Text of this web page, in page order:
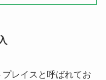
レイスと呼ばれてお